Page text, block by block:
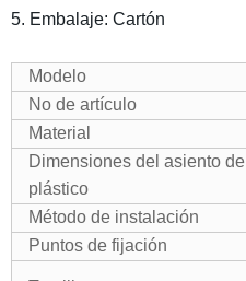
5. Embalaje: Cartón
Modelo
No de artículo
Material
Dimensiones del asiento de
plástico
Método de instalación
Puntos de fijación